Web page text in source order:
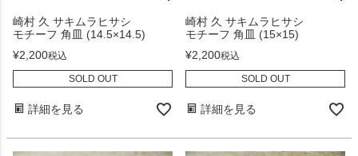
崎村 久 サキムラヒサシ
モチーフ 角皿 (14.5×14.5)
¥2,200税込
SOLD OUT
詳細を見る
崎村 久 サキムラヒサシ
モチーフ 角皿 (15×15)
¥2,200税込
SOLD OUT
詳細を見る